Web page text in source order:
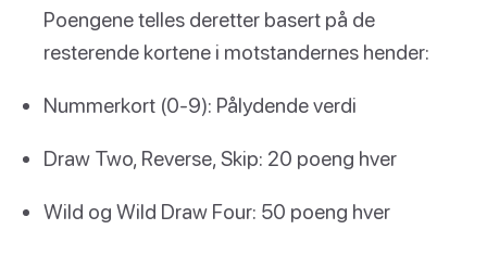
Poengene telles deretter basert på de
resterende kortene i motstandernes hender:
Nummerkort (0-9): Pålydende verdi
Draw Two, Reverse, Skip: 20 poeng hver
Wild og Wild Draw Four: 50 poeng hver